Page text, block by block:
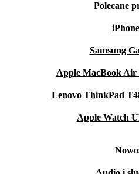
Polecane
Samsung
Apple MacBook Air
Lenovo ThinkPad
Apple Watch